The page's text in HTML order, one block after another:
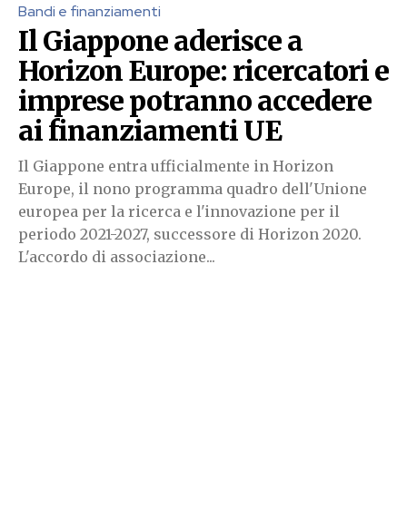
Bandi e finanziamenti
Il Giappone aderisce a
Horizon Europe: ricercatori e
imprese potranno accedere
ai finanziamenti UE
Il Giappone entra ufficialmente in Horizon
Europe, il nono programma quadro dell'Unione
europea per la ricerca e l'innovazione per il
periodo 2021-2027, successore di Horizon 2020.
L'accordo di associazione...